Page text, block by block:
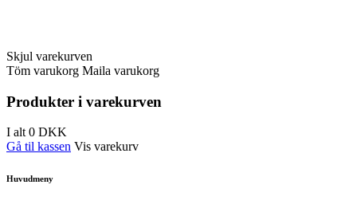
Skjul varekurven
Töm varukorg Maila varukorg
Produkter i varekurven
I alt0 DKK
Gå til kassen Vis varekurv
Huvudmeny